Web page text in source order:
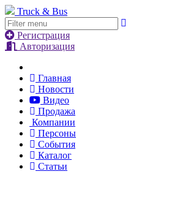
Truck & Bus
Регистрация
Авторизация
Главная
Новости
Видео
Продажа
Компании
Персоны
События
Каталог
Статьи